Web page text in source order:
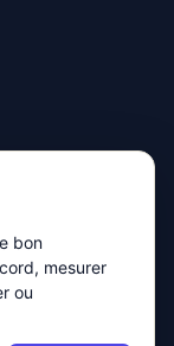
bon
mesurer
ou